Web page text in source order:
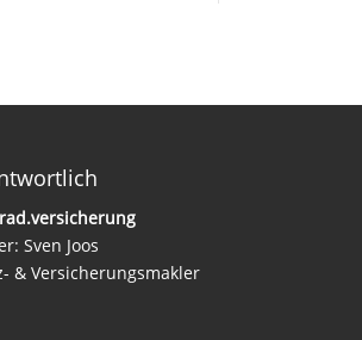
Sven Joos
& Versicherungsmakler